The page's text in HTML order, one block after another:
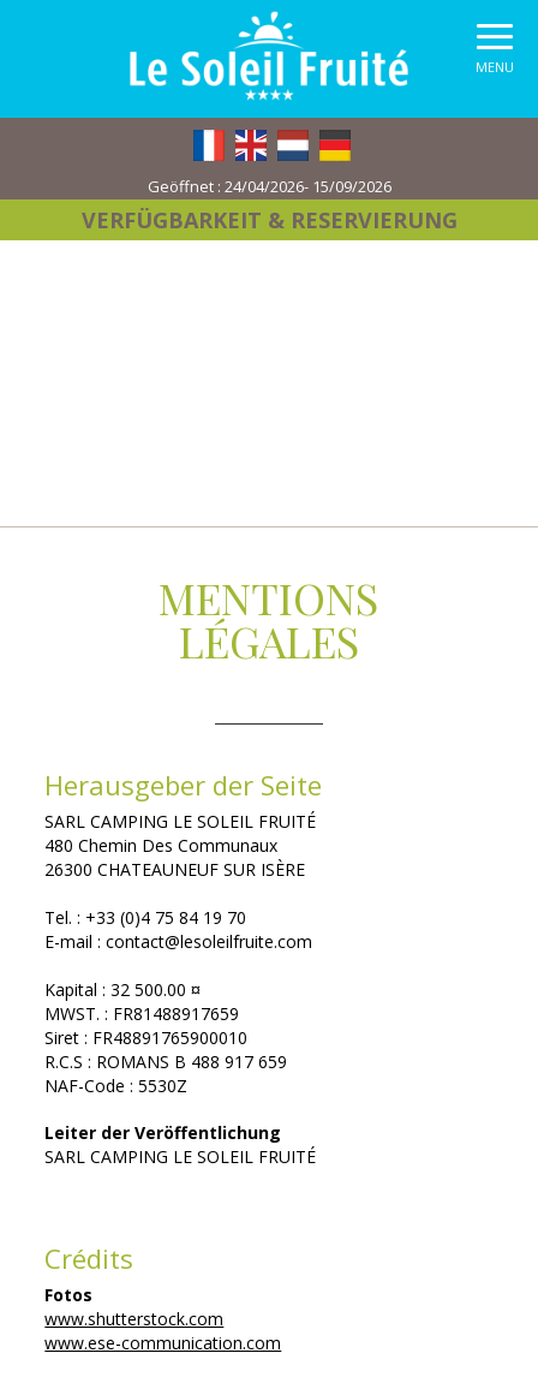
MENU
Geöffnet : 24/04/2026- 15/09/2026
VERFÜGBARKEIT & RESERVIERUNG
MENTIONS
LÉGALES
Herausgeber der Seite
SARL CAMPING LE SOLEIL FRUITÉ
480 Chemin Des Communaux
26300 CHATEAUNEUF SUR ISÈRE
Tel. : +33 (0)4 75 84 19 70
E-mail : contact@lesoleilfruite.com
Kapital : 32 500.00 ¤
MWST. : FR81488917659
Siret : FR48891765900010
R.C.S : ROMANS B 488 917 659
NAF-Code : 5530Z
Leiter der Veröffentlichung
SARL CAMPING LE SOLEIL FRUITÉ
Crédits
Fotos
www.shutterstock.com
www.ese-communication.com